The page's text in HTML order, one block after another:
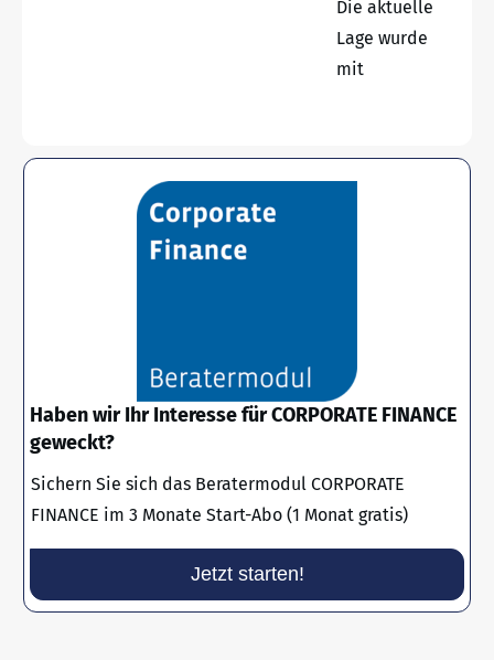
Die aktuelle
Lage wurde
mit
Haben wir Ihr Interesse für CORPORATE FINANCE
geweckt?
Sichern Sie sich das Beratermodul CORPORATE
FINANCE im 3 Monate Start-Abo (1 Monat gratis)
Jetzt starten!